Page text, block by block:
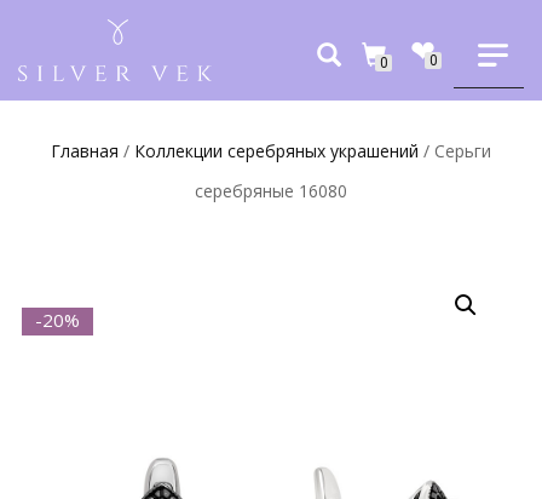
0 0
Главная / Коллекции серебряных украшений / Серьги
серебряные 16080
-20%